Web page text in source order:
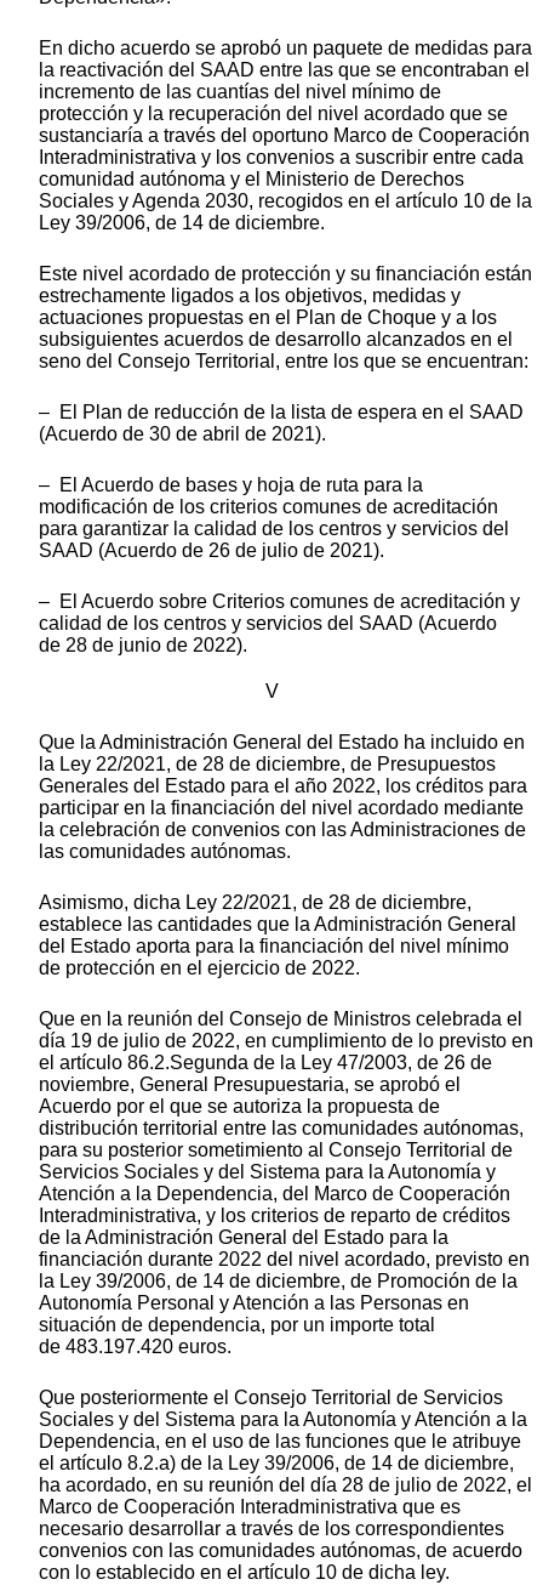
En dicho acuerdo se aprobó un paquete de medidas para
la reactivación del SAAD entre las que se encontraban el
incremento de las cuantías del nivel mínimo de
protección y la recuperación del nivel acordado que se
sustanciaría a través del oportuno Marco de Cooperación
Interadministrativa y los convenios a suscribir entre cada
comunidad autónoma y el Ministerio de Derechos
Sociales y Agenda 2030, recogidos en el artículo 10 de la
Ley 39/2006, de 14 de diciembre.
Este nivel acordado de protección y su financiación están
estrechamente ligados a los objetivos, medidas y
actuaciones propuestas en el Plan de Choque y a los
subsiguientes acuerdos de desarrollo alcanzados en el
seno del Consejo Territorial, entre los que se encuentran:
– El Plan de reducción de la lista de espera en el SAAD
(Acuerdo de 30 de abril de 2021).
– El Acuerdo de bases y hoja de ruta para la
modificación de los criterios comunes de acreditación
para garantizar la calidad de los centros y servicios del
SAAD (Acuerdo de 26 de julio de 2021).
– El Acuerdo sobre Criterios comunes de acreditación y
calidad de los centros y servicios del SAAD (Acuerdo
de 28 de junio de 2022).
V
Que la Administración General del Estado ha incluido en
la Ley 22/2021, de 28 de diciembre, de Presupuestos
Generales del Estado para el año 2022, los créditos para
participar en la financiación del nivel acordado mediante
la celebración de convenios con las Administraciones de
las comunidades autónomas.
Asimismo, dicha Ley 22/2021, de 28 de diciembre,
establece las cantidades que la Administración General
del Estado aporta para la financiación del nivel mínimo
de protección en el ejercicio de 2022.
Que en la reunión del Consejo de Ministros celebrada el
día 19 de julio de 2022, en cumplimiento de lo previsto en
el artículo 86.2.Segunda de la Ley 47/2003, de 26 de
noviembre, General Presupuestaria, se aprobó el
Acuerdo por el que se autoriza la propuesta de
distribución territorial entre las comunidades autónomas,
para su posterior sometimiento al Consejo Territorial de
Servicios Sociales y del Sistema para la Autonomía y
Atención a la Dependencia, del Marco de Cooperación
Interadministrativa, y los criterios de reparto de créditos
de la Administración General del Estado para la
financiación durante 2022 del nivel acordado, previsto en
la Ley 39/2006, de 14 de diciembre, de Promoción de la
Autonomía Personal y Atención a las Personas en
situación de dependencia, por un importe total
de 483.197.420 euros.
Que posteriormente el Consejo Territorial de Servicios
Sociales y del Sistema para la Autonomía y Atención a la
Dependencia, en el uso de las funciones que le atribuye
el artículo 8.2.a) de la Ley 39/2006, de 14 de diciembre,
ha acordado, en su reunión del día 28 de julio de 2022, el
Marco de Cooperación Interadministrativa que es
necesario desarrollar a través de los correspondientes
convenios con las comunidades autónomas, de acuerdo
con lo establecido en el artículo 10 de dicha ley.